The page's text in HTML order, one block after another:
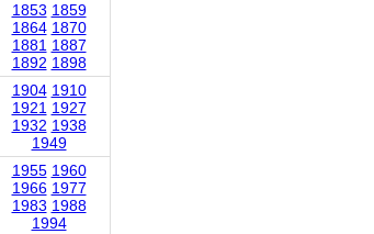
1853 1859
1864 1870
1881 1887
1892 1898
1904 1910
1921 1927
1932 1938
1949
1955 1960
1966 1977
1983 1988
1994